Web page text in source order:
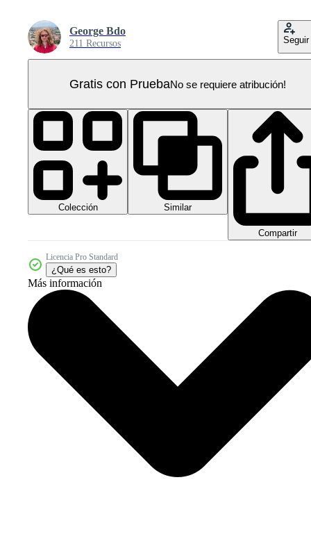
George Bdo
211 Recursos Seguir
Gratis con PruebaNo se requiere atribución!
Colección Similar
Compartir
Licencia Pro Standard
¿Qué es esto?
Más información